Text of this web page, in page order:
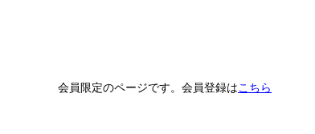
会員限定のページです。会員登録はこちら